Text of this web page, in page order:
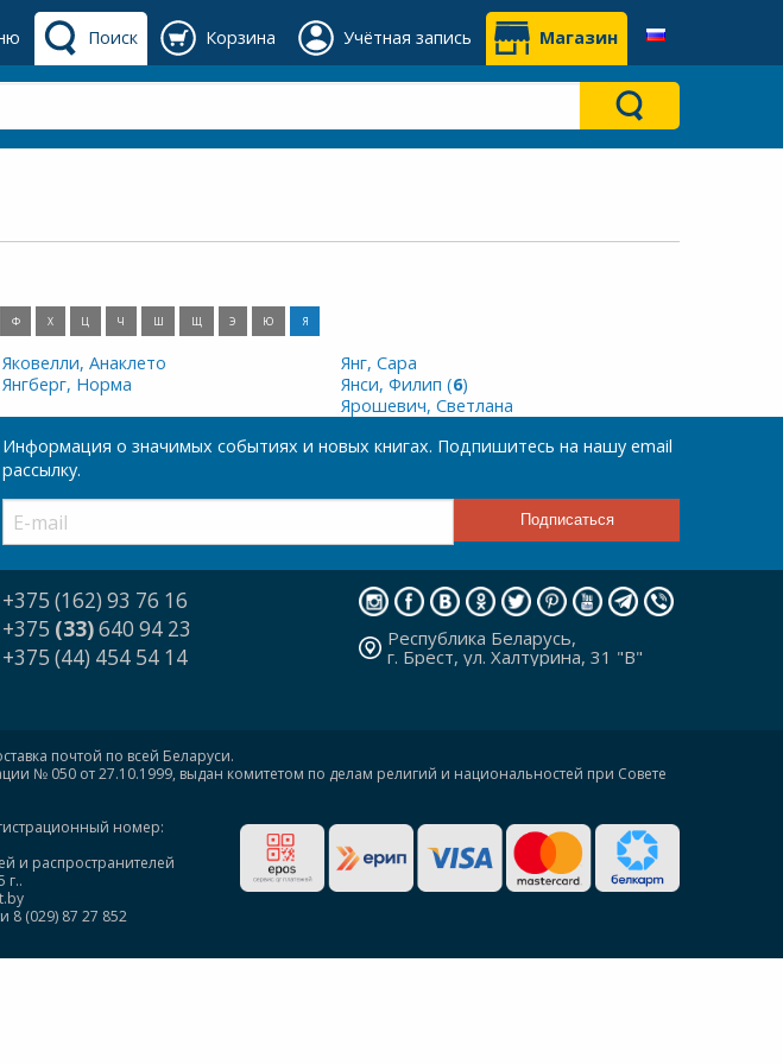
Поиск Корзина Учётная запись Магазин
Ф Х Ц Ч Ш Щ Э Ю Я
Яковелли, Анаклето
Янг, Сара
Янгберг, Норма Янси, Филип (6)
Ярошевич, Светлана
Информация о значимых событиях и новых книгах. Подпишитесь на нашу email
рассылку.
+375 (162) 93 76 16
+375 (33)640 94 23
+375 (44) 454 54 14
Республика Беларусь,
г. Брест, ул. Халтурина, 31 "В"
почтой по всей Беларуси.
№ 050 от 27.10.1999, выдан комитетом по делам религий и национальностей при Совете
номер:
и распространителей
г..
8 (029) 87 27 852